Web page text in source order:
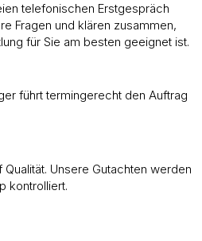
telefonischen Erstgespräch
Fragen und klären zusammen,
für Sie am besten geeignet ist.
führt termingerecht den Auftrag
Unsere Gutachten werden
kontrolliert.